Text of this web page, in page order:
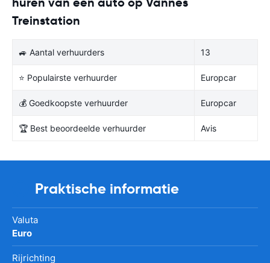
Treinstation
🚙 Aantal verhuurders 13
⭐ Populairste verhuurder Europcar
💰 Goedkoopste verhuurder Europcar
🏆 Best beoordeelde verhuurder Avis
Praktische informatie
Valuta
Euro
Rijrichting